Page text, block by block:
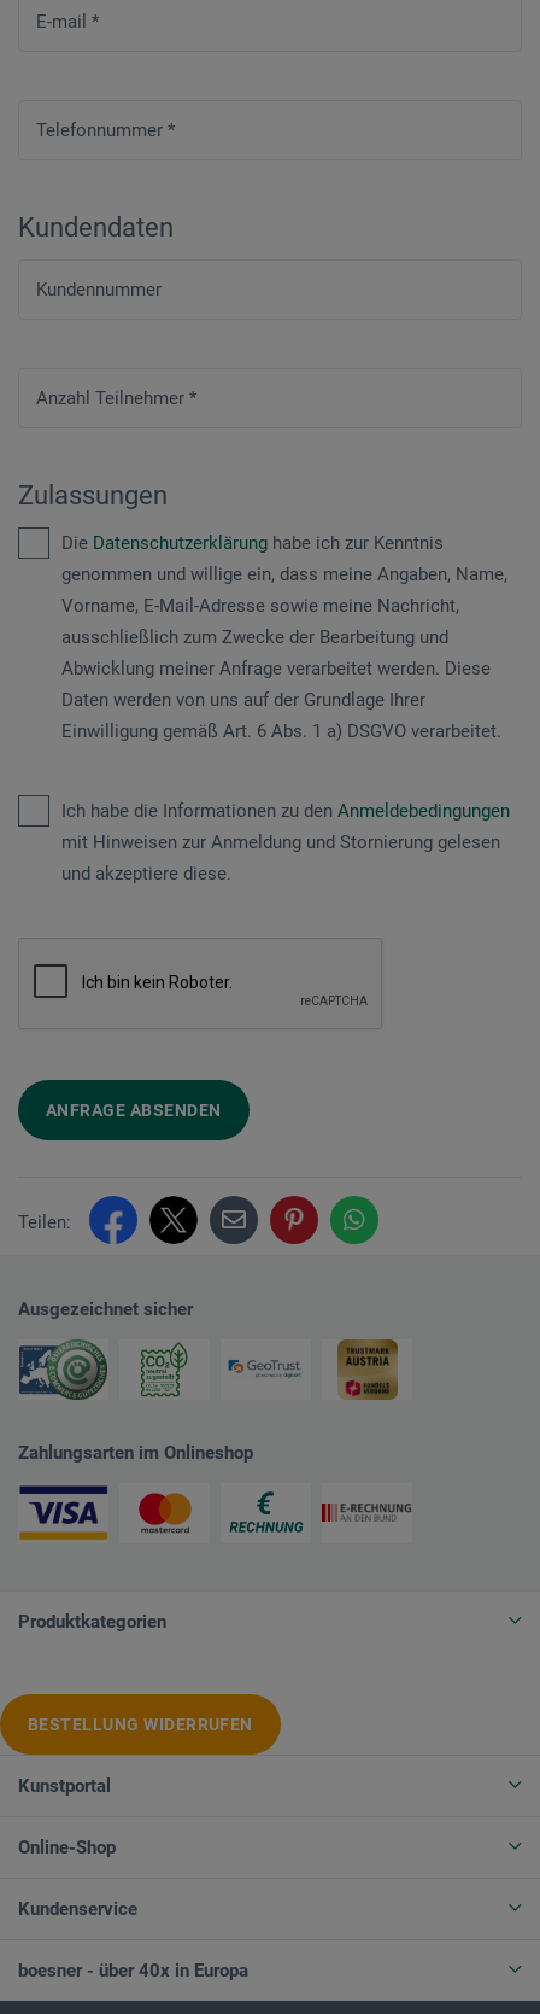
E-mail *
Telefonnummer *
Kundendaten
Kundennummer
Anzahl Teilnehmer *
Zulassungen
Die Datenschutzerklärung habe ich zur Kenntnis
genommen und willige ein, dass meine Angaben, Name,
Vorname, E-Mail-Adresse sowie meine Nachricht,
ausschließlich zum Zwecke der Bearbeitung und
Abwicklung meiner Anfrage verarbeitet werden. Diese
Daten werden von uns auf der Grundlage Ihrer
Einwilligung gemäß Art. 6 Abs. 1 a) DSGVO verarbeitet.
Ich habe die Informationen zu den Anmeldebedingungen
mit Hinweisen zur Anmeldung und Stornierung gelesen
und akzeptiere diese.
ANFRAGE ABSENDEN
Teilen:
Ausgezeichnet sicher
Zahlungsarten im Onlineshop
Produktkategorien
BESTELLUNG WIDERRUFEN
Kunstportal
Online-Shop
Kundenservice
boesner - über 40x in Europa